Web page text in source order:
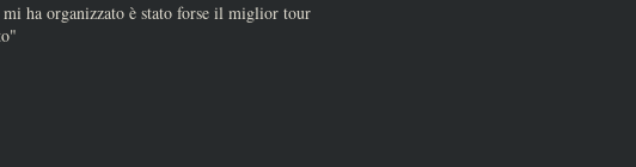
ha organizzato è stato forse il miglior tour